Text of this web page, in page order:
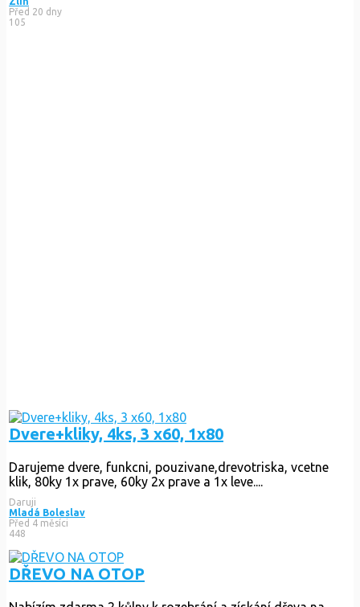
Před 20 dny
105
Dvere+kliky, 4ks, 3 x60, 1x80
Darujeme dvere, funkcni, pouzivane,drevotriska, vcetne
klik, 80ky 1x prave, 60ky 2x prave a 1x leve....
Daruji
Mladá Boleslav
Před 4 měsíci
448
DŘEVO NA OTOP